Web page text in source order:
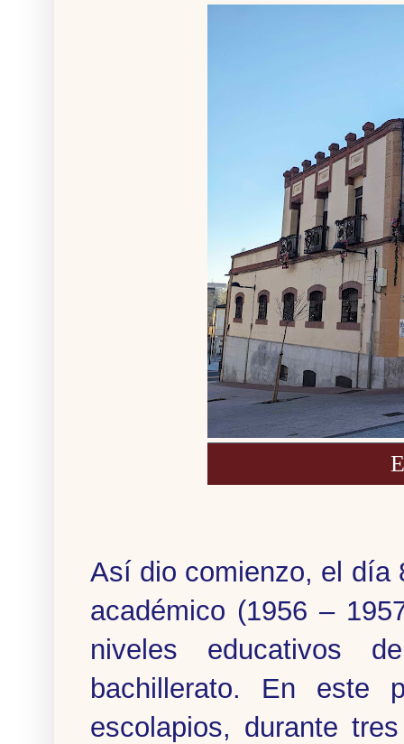
Así dio comienzo, el día
académico (1956 –
niveles educativos
bachillerato. En este
escolapios, durante